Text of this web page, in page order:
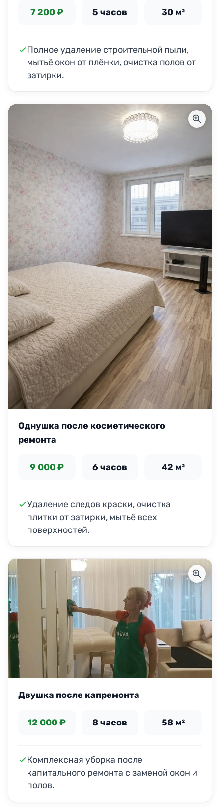
7 200 ₽ 5 часов 30 м²
Полное удаление строительной пыли,
мытьё окон от плёнки, очистка полов от
затирки.
Однушка после косметического
ремонта
9 000 ₽ 6 часов 42 м²
Удаление следов краски, очистка
плитки от затирки, мытьё всех
поверхностей.
Двушка после капремонта
12 000 ₽ 8 часов 58 м²
Комплексная уборка после
капитального ремонта с заменой окон и
полов.